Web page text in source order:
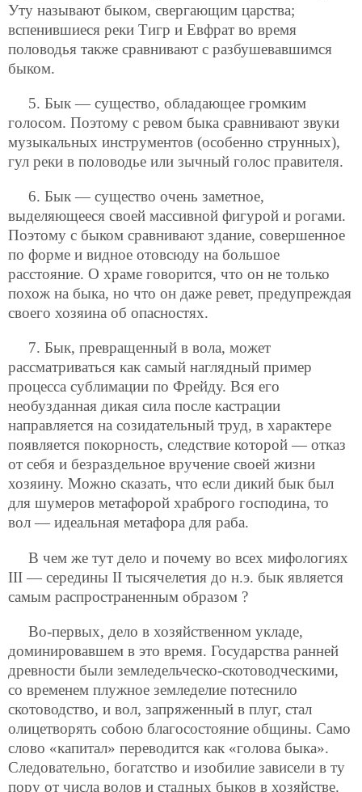
Уту называют быком, свергающим царства;
вспенившиеся реки Тигр и Евфрат во время
половодья также сравнивают с разбушевавшимся
быком.
5. Бык — существо, обладающее громким
голосом. Поэтому с ревом быка сравнивают звуки
музыкальных инструментов (особенно струнных),
гул реки в половодье или зычный голос правителя.
6. Бык — существо очень заметное,
выделяющееся своей массивной фигурой и рогами.
Поэтому с быком сравнивают здание, совершенное
по форме и видное отовсюду на большое
расстояние. О храме говорится, что он не только
похож на быка, но что он даже ревет, предупреждая
своего хозяина об опасностях.
7. Бык, превращенный в вола, может
рассматриваться как самый наглядный пример
процесса сублимации по Фрейду. Вся его
необузданная дикая сила после кастрации
направляется на созидательный труд, в характере
появляется покорность, следствие которой — отказ
от себя и безраздельное вручение своей жизни
хозяину. Можно сказать, что если дикий бык был
для шумеров метафорой храброго господина, то
вол — идеальная метафора для раба.
В чем же тут дело и почему во всех мифологиях
III — середины II тысячелетия до н.э. бык является
самым распространенным образом ?
Во-первых, дело в хозяйственном укладе,
доминировавшем в это время. Государства ранней
древности были земледельческо-скотоводческими,
со временем плужное земледелие потеснило
скотоводство, и вол, запряженный в плуг, стал
олицетворять собою благосостояние общины. Само
слово «капитал» переводится как «голова быка».
Следовательно, богатство и изобилие зависели в ту
пору от числа волов и стадных быков в хозяйстве.